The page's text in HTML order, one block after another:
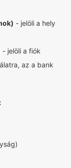
- jelöli a hely
- jelöli a fiók
az a bank